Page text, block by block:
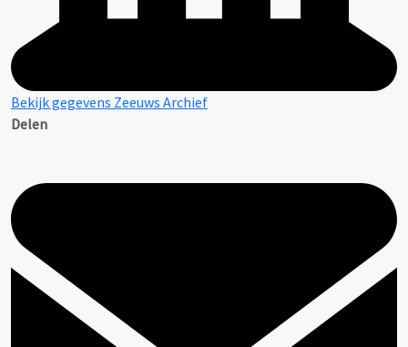
Bekijk gegevens Zeeuws Archief
Delen